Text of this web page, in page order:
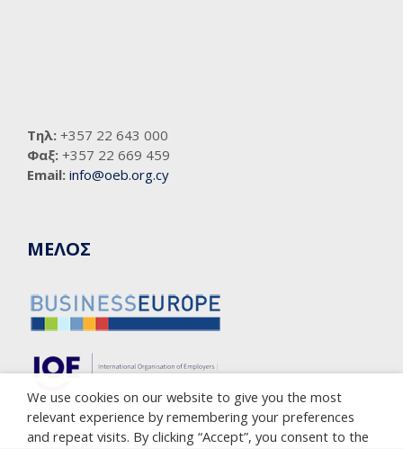
Τηλ: +357 22 643 000
Φαξ: +357 22 669 459
Email: info@oeb.org.cy
ΜΕΛΟΣ
We use cookies on our website to give you the most
relevant experience by remembering your preferences
and repeat visits. By clicking “Accept”, you consent to the